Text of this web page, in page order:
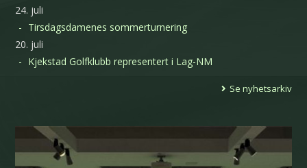
24. juli
Tirsdagsdamenes sommerturnering
20. juli
Kjekstad Golfklubb representert i Lag-NM
Se nyhetsarkiv